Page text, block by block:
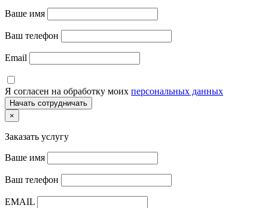
Ваше имя
Ваш телефон
Email
Я согласен на обработку моих персональных данных
×
Заказать услугу
Ваше имя
Ваш телефон
EMAIL